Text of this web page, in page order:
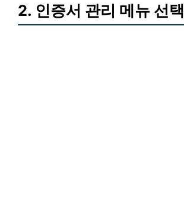
2. 인증서 관리 메뉴 선택